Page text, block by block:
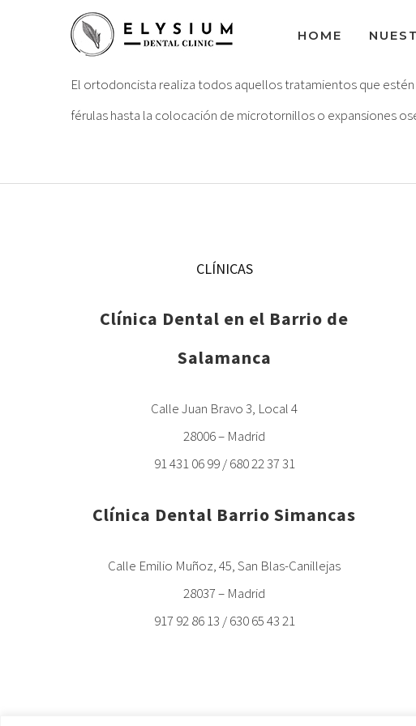
HOME
El ortodoncista realiza todos aquellos tratamientos que
férulas hasta la colocación de microtornillos o expansiones
CLÍNICAS
Clínica Dental en el Barrio de
Salamanca
Calle Juan Bravo 3, Local 4
28006 – Madrid
91 431 06 99 / 680 22 37 31
Clínica Dental Barrio Simancas
Calle Emilio Muñoz, 45, San Blas-Canillejas
28037 – Madrid
917 92 86 13 / 630 65 43 21